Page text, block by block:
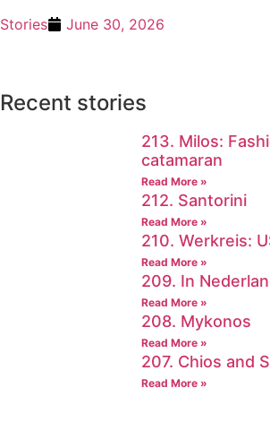
Stories June 30, 2026
Recent stories
213. Milos:
catamaran
Read More »
212. Santorini
Read More »
210. Werkreis:
Read More »
209. In
Read More »
208. Mykonos
Read More »
207. Chios and
Read More »